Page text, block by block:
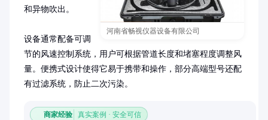
河南省畅视仪器设备有限公司
和异物吹出。
设备通常配备可调
节的风速控制系统，用户可根据管道长度和堵塞程度调整风
量。便携式设计使得它易于携带和操作，部分高端型号还配
有过滤系统，防止二次污染。
商家经验 真实案例 · 安全可信